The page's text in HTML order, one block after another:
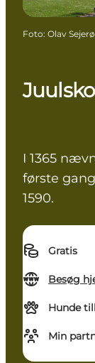
I 1365
første
1590.
Gratis
Besøg
Hunde
Min
Foto: Olav